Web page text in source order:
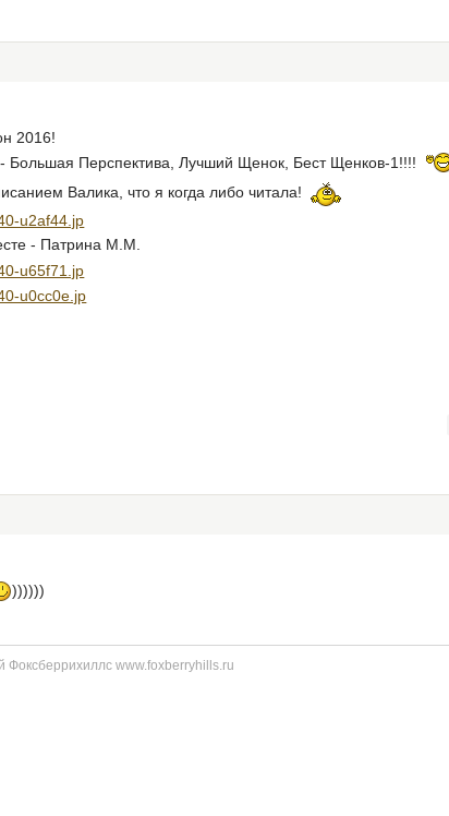
2016!
Большая Перспектива, Лучший Щенок, Бест Щенков-1!!!!
Валика, что я когда либо читала!
- Патрина М.М.
))))))
Фоксберрихиллс www.foxberryhills.ru